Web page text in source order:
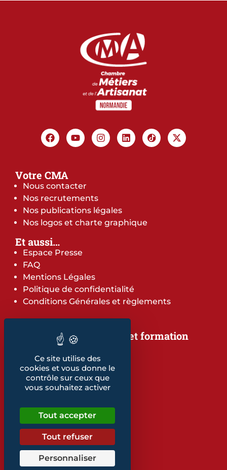
Votre CMA
Nous contacter
Nos recrutements
Nos publications légales
Nos logos et charte graphique
Et aussi…
Espace Presse
FAQ
Mentions Légales
Politique de confidentialité
Conditions Générales et règlements
Notre offre de services et formation
Notre offre de services
Notre offre de formation
Notre dépliant formation
Les indicateurs
Retrouvez également...
Notre glossaire
Ce site utilise des
cookies et vous donne le
contrôle sur ceux que
vous souhaitez activer
Tout accepter
Tout refuser
Personnaliser